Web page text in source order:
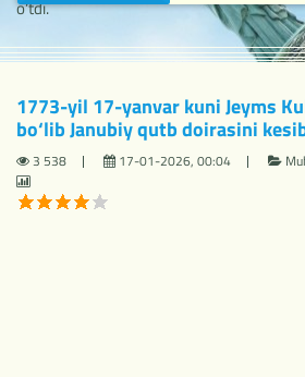
o‘tdi.
1773-yil 17-yanvar kuni Jeyms
bo‘lib Janubiy qutb doirasini
3 538 17-01-2026, 00:04